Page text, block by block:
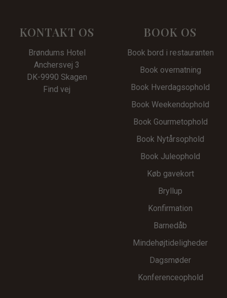
KONTAKT OS
Brøndums Hotel
Anchersvej 3
DK-9990 Skagen
Find vej
BOOK OS
Book bord i restauranten
Book overnatning
Book Hverdagsophold
Book Weekendophold
Book Gourmetophold
Book Nytårsophold
Book Juleophold
Køb gavekort
Bryllup
Konfirmation
Barnedåb
Mindehøjtideligheder
Dagsmøder
Konferenceophold